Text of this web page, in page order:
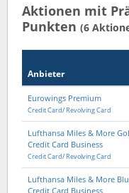
Aktionen mit
Punkten (6
Anbieter
Eurowings Premium
Credit Card/ Revolving Card
Lufthansa Miles & More
Credit Card Business
Credit Card/ Revolving Card
Lufthansa Miles & More
Credit Card Business